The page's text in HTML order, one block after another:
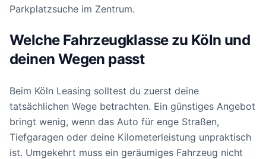
Parkplatzsuche im Zentrum.
Welche Fahrzeugklasse zu Köln und
deinen Wegen passt
Beim Köln Leasing solltest du zuerst deine
tatsächlichen Wege betrachten. Ein günstiges Angebot
bringt wenig, wenn das Auto für enge Straßen,
Tiefgaragen oder deine Kilometerleistung unpraktisch
ist. Umgekehrt muss ein geräumiges Fahrzeug nicht